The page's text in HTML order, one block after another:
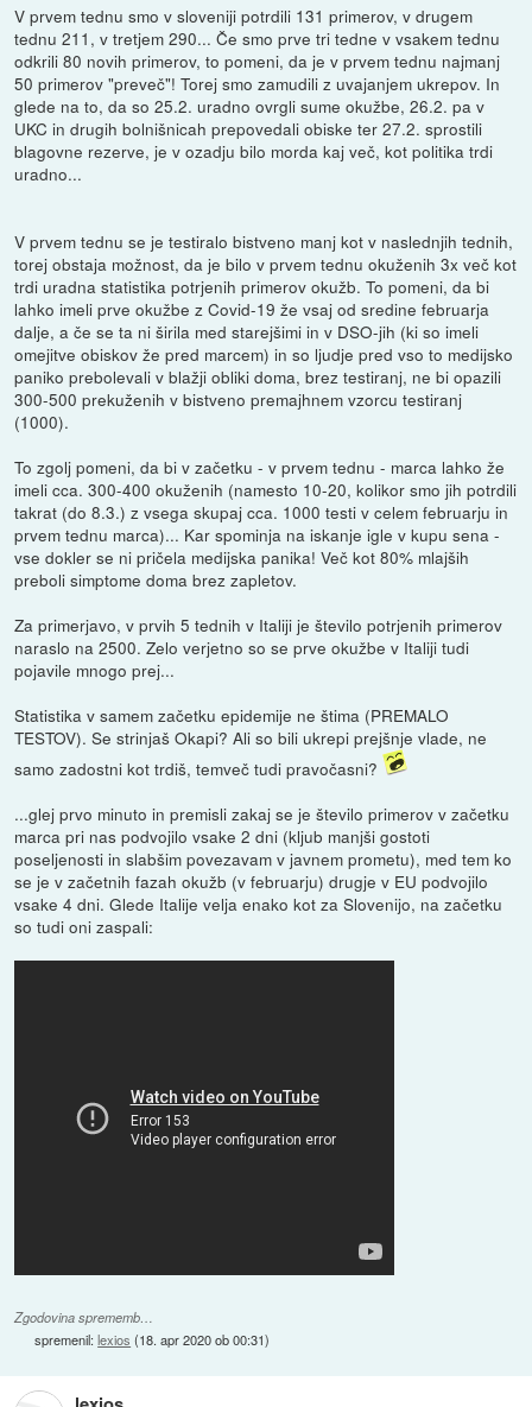
V prvem tednu smo v sloveniji potrdili 131 primerov, v drugem
tednu 211, v tretjem 290... Če smo prve tri tedne v vsakem tednu
odkrili 80 novih primerov, to pomeni, da je v prvem tednu najmanj
50 primerov "preveč"! Torej smo zamudili z uvajanjem ukrepov. In
glede na to, da so 25.2. uradno ovrgli sume okužbe, 26.2. pa v
UKC in drugih bolnišnicah prepovedali obiske ter 27.2. sprostili
blagovne rezerve, je v ozadju bilo morda kaj več, kot politika trdi
uradno...
V prvem tednu se je testiralo bistveno manj kot v naslednjih tednih,
torej obstaja možnost, da je bilo v prvem tednu okuženih 3x več kot
trdi uradna statistika potrjenih primerov okužb. To pomeni, da bi
lahko imeli prve okužbe z Covid-19 že vsaj od sredine februarja
dalje, a če se ta ni širila med starejšimi in v DSO-jih (ki so imeli
omejitve obiskov že pred marcem) in so ljudje pred vso to medijsko
paniko prebolevali v blažji obliki doma, brez testiranj, ne bi opazili
300-500 prekuženih v bistveno premajhnem vzorcu testiranj
(1000).
To zgolj pomeni, da bi v začetku - v prvem tednu - marca lahko že
imeli cca. 300-400 okuženih (namesto 10-20, kolikor smo jih potrdili
takrat (do 8.3.) z vsega skupaj cca. 1000 testi v celem februarju in
prvem tednu marca)... Kar spominja na iskanje igle v kupu sena -
vse dokler se ni pričela medijska panika! Več kot 80% mlajših
preboli simptome doma brez zapletov.
Za primerjavo, v prvih 5 tednih v Italiji je število potrjenih primerov
naraslo na 2500. Zelo verjetno so se prve okužbe v Italiji tudi
pojavile mnogo prej...
Statistika v samem začetku epidemije ne štima (PREMALO
TESTOV). Se strinjaš Okapi? Ali so bili ukrepi prejšnje vlade, ne
samo zadostni kot trdiš, temveč tudi pravočasni?
...glej prvo minuto in premisli zakaj se je število primerov v začetku
marca pri nas podvojilo vsake 2 dni (kljub manjši gostoti
poseljenosti in slabšim povezavam v javnem prometu), med tem ko
se je v začetnih fazah okužb (v februarju) drugje v EU podvojilo
vsake 4 dni. Glede Italije velja enako kot za Slovenijo, na začetku
so tudi oni zaspali:
Zgodovina sprememb…
spremenil:lexios (18. apr 2020 ob 00:31)